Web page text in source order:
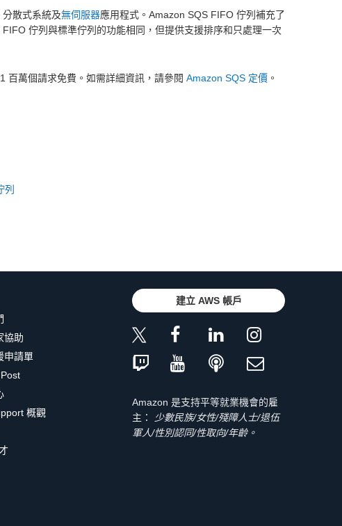
分散式系統及無伺服器應用程式。Amazon SQS FIFO 佇列補充了
佇列與標準佇列的功能相同，但提供支援排序和只處理一次
百萬個請求免費。如需詳細資訊，請參閱 Amazon SQS 定價 。
列
協助
申請單
概觀
建立 AWS 帳戶
Amazon 是支持平等就業機會的雇
主：
少數民族/女性/殘障人士/退伍
軍人/性別認同/性取向/年齡。